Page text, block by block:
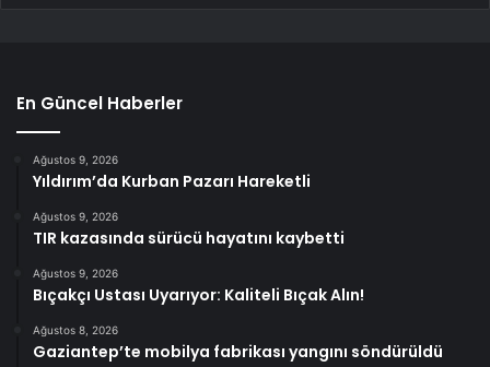
En Güncel Haberler
Ağustos 9, 2026
Yıldırım’da Kurban Pazarı Hareketli
Ağustos 9, 2026
TIR kazasında sürücü hayatını kaybetti
Ağustos 9, 2026
Bıçakçı Ustası Uyarıyor: Kaliteli Bıçak Alın!
Ağustos 8, 2026
Gaziantep’te mobilya fabrikası yangını söndürüldü